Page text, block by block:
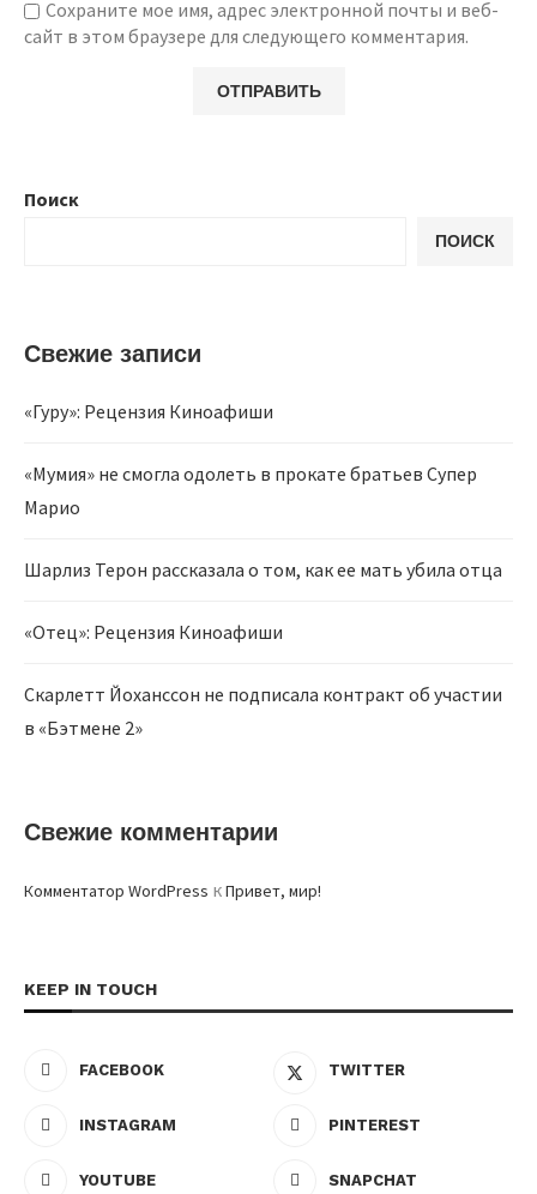
Сохраните мое имя, адрес электронной почты и веб-
сайт в этом браузере для следующего комментария.
Поиск
ПОИСК
Свежие записи
«Гуру»: Рецензия Киноафиши
«Мумия» не смогла одолеть в прокате братьев Супер
Марио
Шарлиз Терон рассказала о том, как ее мать убила отца
«Отец»: Рецензия Киноафиши
Скарлетт Йоханссон не подписала контракт об участии
в «Бэтмене 2»
Свежие комментарии
Комментатор WordPress кПривет, мир!
KEEP IN TOUCH
FACEBOOK TWITTER
INSTAGRAM PINTEREST
YOUTUBE SNAPCHAT